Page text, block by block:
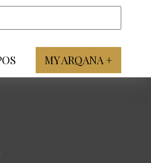
MY ARQANA +